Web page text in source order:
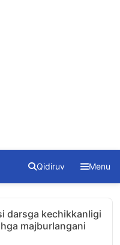
Qidiruv Menu
darsga kechikkanligi
majburlangani